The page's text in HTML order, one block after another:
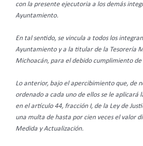
con la presente ejecutoria a los demás
Ayuntamiento.
En tal sentido, se vincula a todos los
Ayuntamiento y a la titular de la Tesorería
Michoacán, para el debido cumplimiento
Lo anterior, bajo el apercibimiento que, de
ordenado a cada uno de ellos se le aplicará
en el artículo 44, fracción I, de la Ley de
una multa de hasta por cien veces el valor
Medida y Actualización.